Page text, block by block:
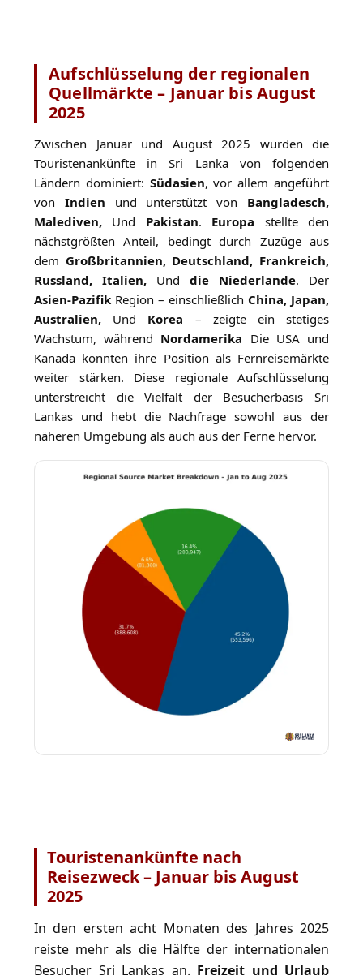
Aufschlüsselung der regionalen
Quellmärkte – Januar bis August
2025
Zwischen Januar und August 2025 wurden die
Touristenankünfte in Sri Lanka von folgenden
Ländern dominiert: Südasien, vor allem angeführt
von Indien und unterstützt von Bangladesch,
Malediven, Und Pakistan. Europa stellte den
nächstgrößten Anteil, bedingt durch Zuzüge aus
dem Großbritannien, Deutschland, Frankreich,
Russland, Italien, Und die Niederlande. Der
Asien-Pazifik Region – einschließlich China, Japan,
Australien, Und Korea – zeigte ein stetiges
Wachstum, während Nordamerika Die USA und
Kanada konnten ihre Position als Fernreisemärkte
weiter stärken. Diese regionale Aufschlüsselung
unterstreicht die Vielfalt der Besucherbasis Sri
Lankas und hebt die Nachfrage sowohl aus der
näheren Umgebung als auch aus der Ferne hervor.
Touristenankünfte nach
Reisezweck – Januar bis August
2025
In den ersten acht Monaten des Jahres 2025
reiste mehr als die Hälfte der internationalen
Besucher Sri Lankas an. Freizeit und Urlaub